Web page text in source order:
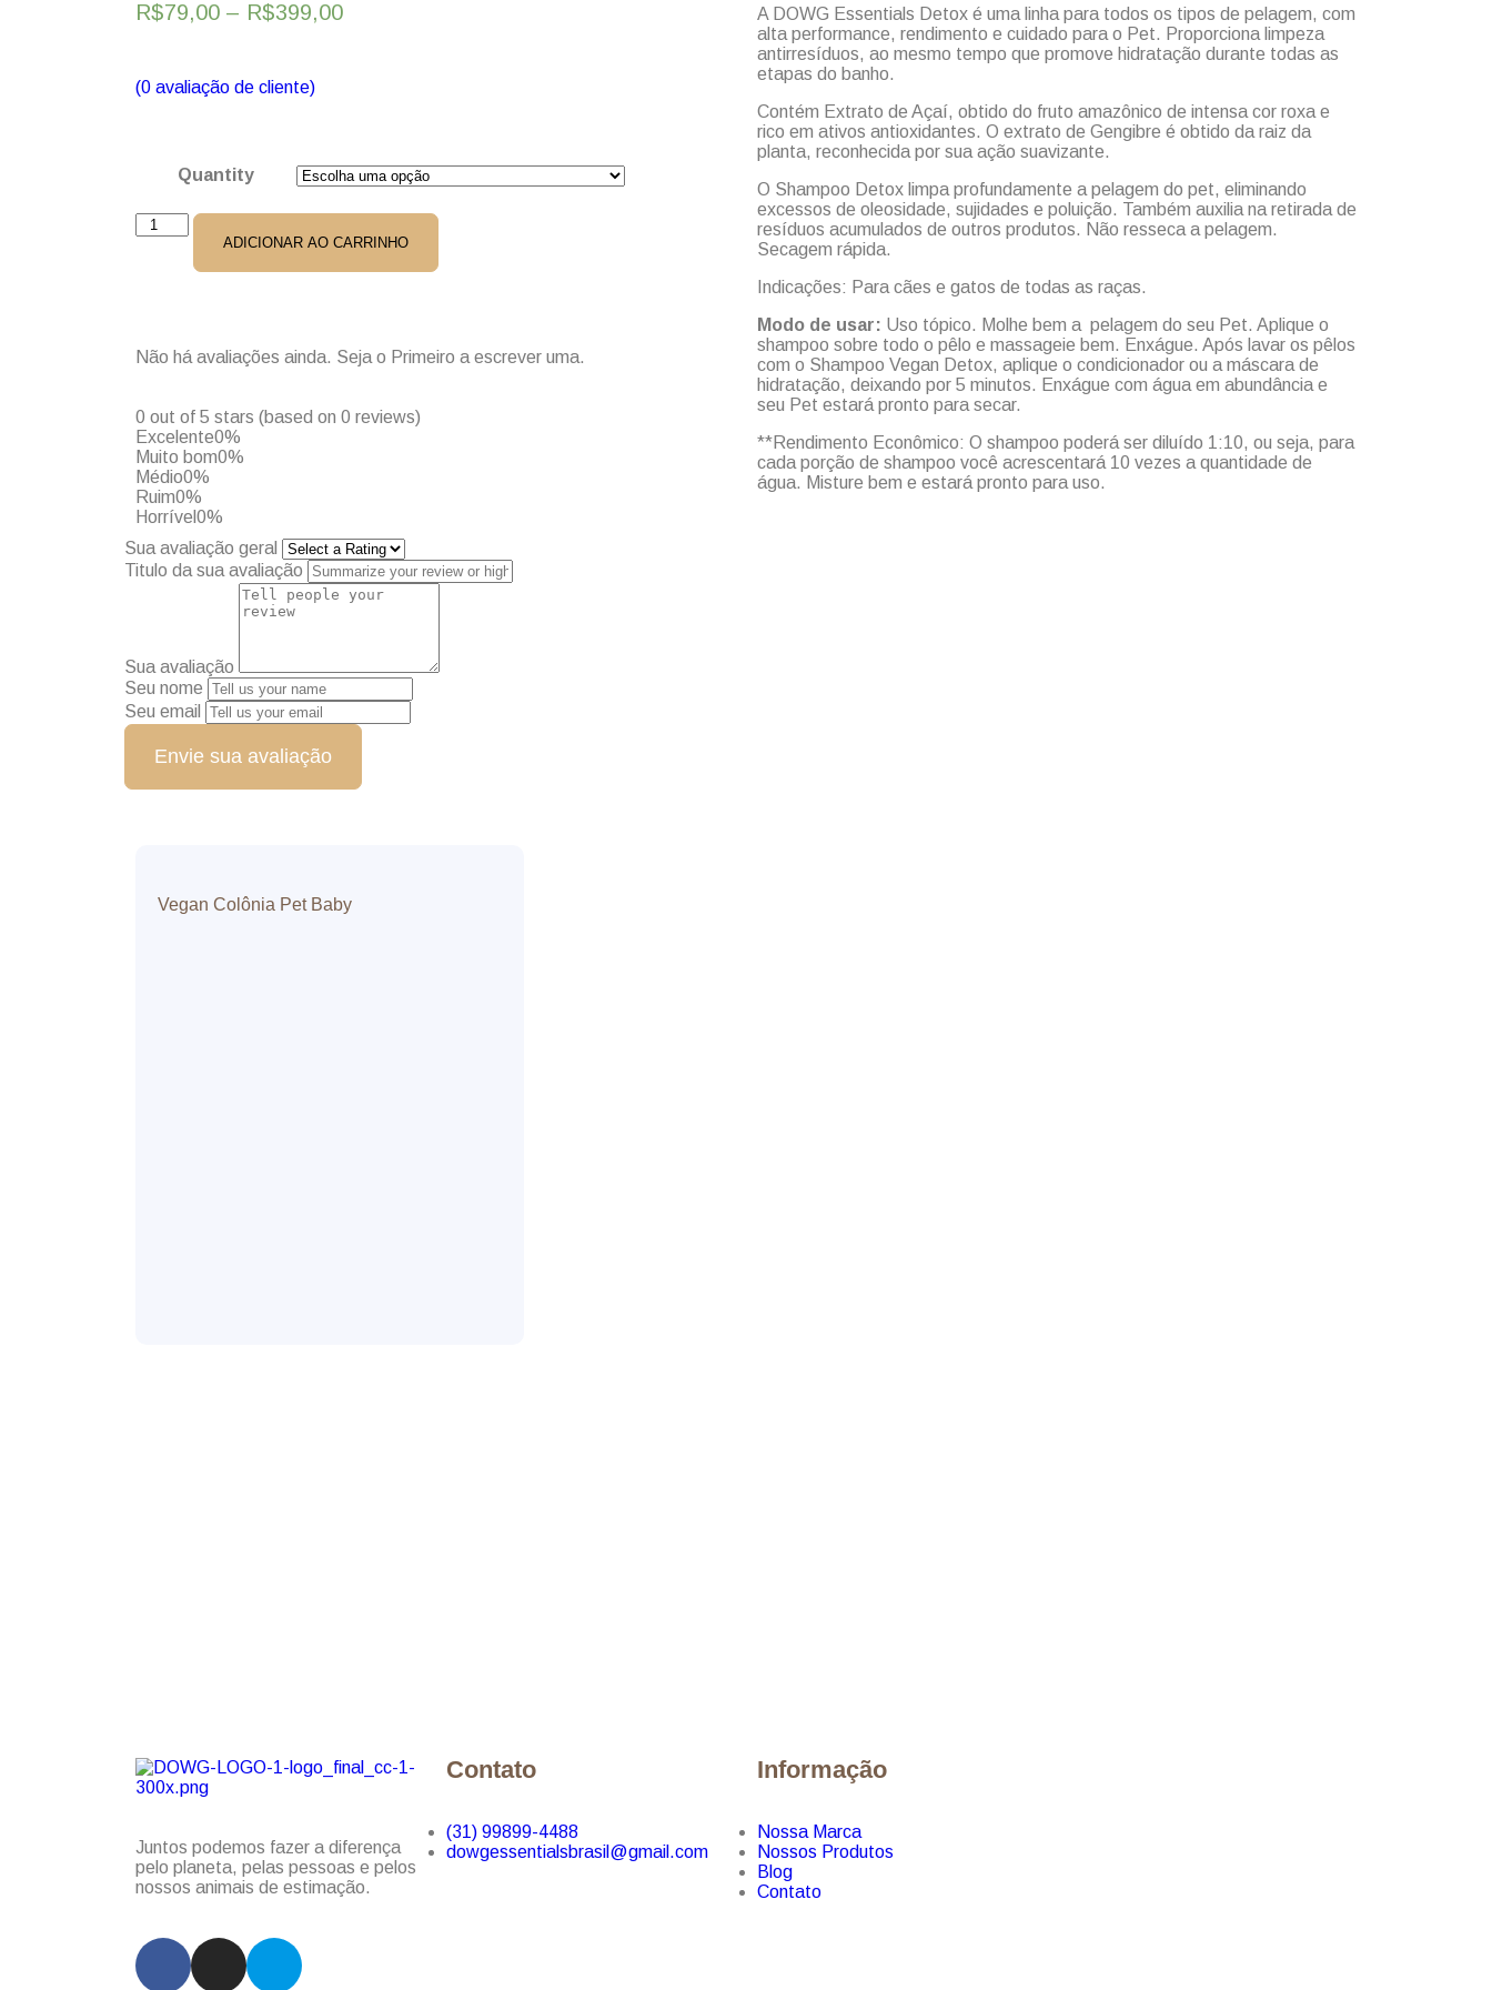
R$79,00 – R$399,00
(0 avaliação de cliente)
Quantity
ADICIONAR AO CARRINHO
Não há avaliações ainda. Seja o Primeiro a escrever uma.
0 out of 5 stars (based on 0 reviews)
Excelente0%
Muito bom0%
Médio0%
Ruim0%
Horrível 0%
A DOWG Essentials Detox é uma linha para todos os tipos de pelagem, com
alta performance, rendimento e cuidado para o Pet. Proporciona limpeza
antirresíduos, ao mesmo tempo que promove hidratação durante todas as
etapas do banho.
Contém Extrato de Açaí, obtido do fruto amazônico de intensa cor roxa e
rico em ativos antioxidantes. O extrato de Gengibre é obtido da raiz da
planta, reconhecida por sua ação suavizante.
O Shampoo Detox limpa profundamente a pelagem do pet, eliminando
excessos de oleosidade, sujidades e poluição. Também auxilia na retirada de
resíduos acumulados de outros produtos. Não resseca a pelagem.
Secagem rápida.
Indicações: Para cães e gatos de todas as raças.
Modo de usar: Uso tópico. Molhe bem a pelagem do seu Pet. Aplique o
shampoo sobre todo o pêlo e massageie bem. Enxágue. Após lavar os pêlos
com o Shampoo Vegan Detox, aplique o condicionador ou a máscara de
hidratação, deixando por 5 minutos. Enxágue com água em abundância e
seu Pet estará pronto para secar.
**Rendimento Econômico: O shampoo poderá ser diluído 1:10, ou seja, para
cada porção de shampoo você acrescentará 10 vezes a quantidade de
água. Misture bem e estará pronto para uso.
Sua avaliação geral
Titulo da sua avaliação
Sua avaliação
Seu nome
Seu email
Envie sua avaliação
Vegan Colônia Pet Baby
Juntos podemos fazer a diferença
pelo planeta, pelas pessoas e pelos
nossos animais de estimação.
Contato
(31) 99899-4488
dowgessentialsbrasil@gmail.com
Informação
Nossa Marca
Nossos Produtos
Blog
Contato